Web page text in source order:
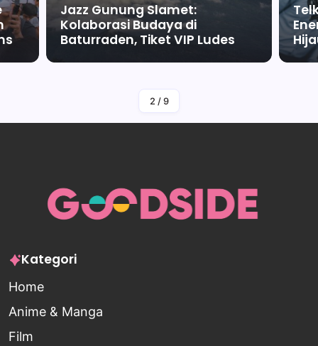
Jazz Gunung Slamet:
Kolaborasi Budaya di
Baturraden, Tiket VIP Ludes
By Falah Malaika Az Zahra
2 / 9
Kategori
Home
Anime & Manga
Film